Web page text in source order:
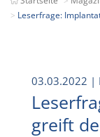
Leserfrage:
03.03.2022 |
greift